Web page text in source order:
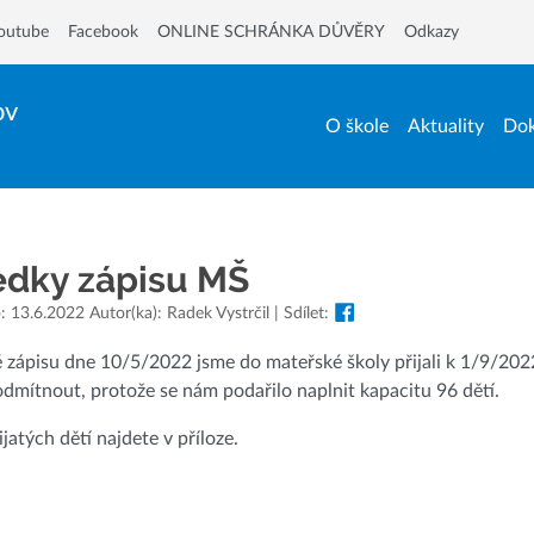
O škole Aktuality
Facebook ONLINE SCHRÁNKA DŮVĚRY Odkazy
zápisu MŠ
13.6.2022 Autor(ka): Radek Vystrčil | Sdílet:
zápisu dne 10/5/2022 jsme do mateřské školy přijali k 1/9/
protože se nám podařilo naplnit kapacitu 96 dětí.
dětí najdete v příloze.